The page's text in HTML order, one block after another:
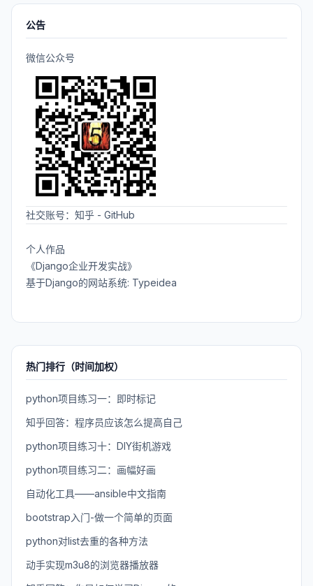
公告
微信公众号
社交账号： 知乎 - GitHub
个人作品
《Django企业开发实战》
基于Django的网站系统: Typeidea
热门排行（时间加权）
python项目练习一：即时标记
知乎回答：程序员应该怎么提高自己
python项目练习十：DIY街机游戏
python项目练习二：画幅好画
自动化工具——ansible中文指南
bootstrap入门-做一个简单的页面
python对list去重的各种方法
动手实现m3u8的浏览器播放器